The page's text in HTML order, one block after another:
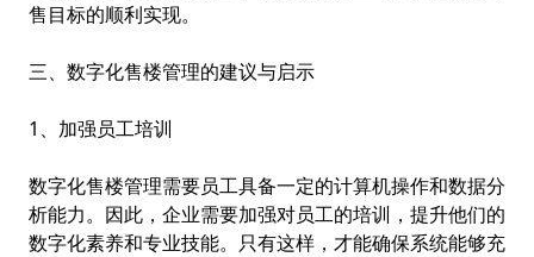
售目标的顺利实现。
三、数字化售楼管理的建议与启示
1、加强员工培训
数字化售楼管理需要员工具备一定的计算机操作和数据分
析能力。因此，企业需要加强对员工的培训，提升他们的
数字化素养和专业技能。只有这样，才能确保系统能够充